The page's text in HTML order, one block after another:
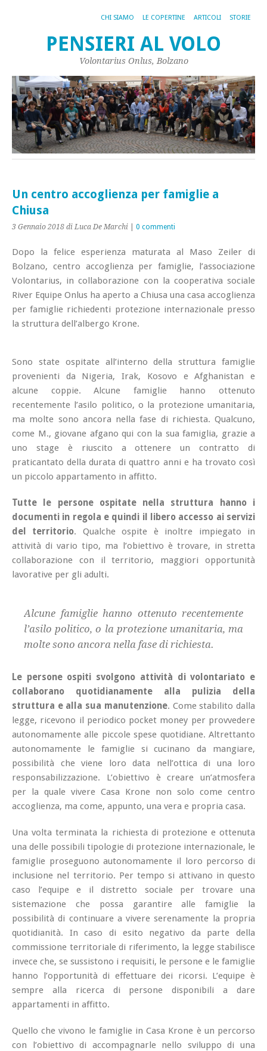
CHI SIAMO LE COPERTINE ARTICOLI STORIE
PENSIERI AL VOLO
Volontarius Onlus, Bolzano
Un centro accoglienza per famiglie a
Chiusa
3 Gennaio 2018 di Luca De Marchi 0 commenti
Dopo la felice esperienza maturata al Maso Zeiler di
Bolzano, centro accoglienza per famiglie, l’associazione
Volontarius, in collaborazione con la cooperativa sociale
River Equipe Onlus ha aperto a Chiusa una casa accoglienza
per famiglie richiedenti protezione internazionale presso
la struttura dell’albergo Krone.
Sono state ospitate all’interno della struttura famiglie
provenienti da Nigeria, Irak, Kosovo e Afghanistan e
alcune coppie. Alcune famiglie hanno ottenuto
recentemente l’asilo politico, o la protezione umanitaria,
ma molte sono ancora nella fase di richiesta. Qualcuno,
come M., giovane afgano qui con la sua famiglia, grazie a
uno stage è riuscito a ottenere un contratto di
praticantato della durata di quattro anni e ha trovato così
un piccolo appartamento in affitto.
Tutte le persone ospitate nella struttura hanno i
documenti in regola e quindi il libero accesso ai servizi
del territorio. Qualche ospite è inoltre impiegato in
attività di vario tipo, ma l’obiettivo è trovare, in stretta
collaborazione con il territorio, maggiori opportunità
lavorative per gli adulti.
Alcune famiglie hanno ottenuto recentemente
l’asilo politico, o la protezione umanitaria, ma
molte sono ancora nella fase di richiesta.
Le persone ospiti svolgono attività di volontariato e
collaborano quotidianamente alla pulizia della
struttura e alla sua manutenzione. Come stabilito dalla
legge, ricevono il periodico pocket money per provvedere
autonomamente alle piccole spese quotidiane. Altrettanto
autonomamente le famiglie si cucinano da mangiare,
possibilità che viene loro data nell’ottica di una loro
responsabilizzazione. L’obiettivo è creare un’atmosfera
per la quale vivere Casa Krone non solo come centro
accoglienza, ma come, appunto, una vera e propria casa.
Una volta terminata la richiesta di protezione e ottenuta
una delle possibili tipologie di protezione internazionale, le
famiglie proseguono autonomamente il loro percorso di
inclusione nel territorio. Per tempo si attivano in questo
caso l’equipe e il distretto sociale per trovare una
sistemazione che possa garantire alle famiglie la
possibilità di continuare a vivere serenamente la propria
quotidianità. In caso di esito negativo da parte della
commissione territoriale di riferimento, la legge stabilisce
invece che, se sussistono i requisiti, le persone e le famiglie
hanno l’opportunità di effettuare dei ricorsi. L’equipe è
sempre alla ricerca di persone disponibili a dare
appartamenti in affitto.
Quello che vivono le famiglie in Casa Krone è un percorso
con l’obiettivo di accompagnarle nello sviluppo di una